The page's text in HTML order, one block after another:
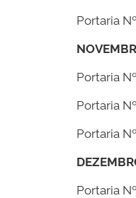
Portaria
Portaria
Portaria
Portaria
Portaria